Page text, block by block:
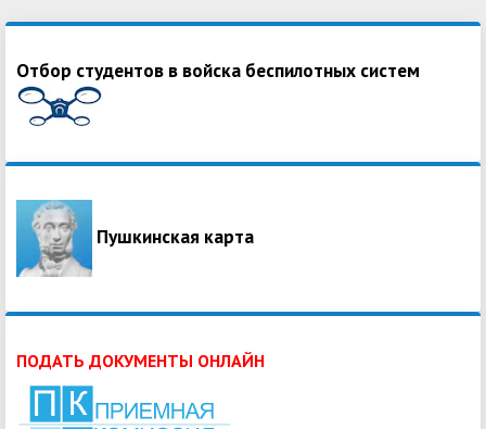
Отбор студентов в войска беспилотных систем
Пушкинская карта
ПОДАТЬ ДОКУМЕНТЫ ОНЛАЙН